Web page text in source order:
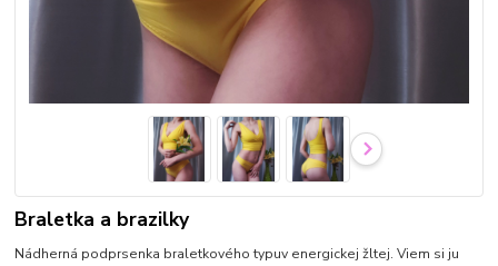
Braletka a brazilky
Nádherná podprsenka braletkového typuv energickej žltej. Viem si ju